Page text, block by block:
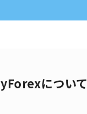
について